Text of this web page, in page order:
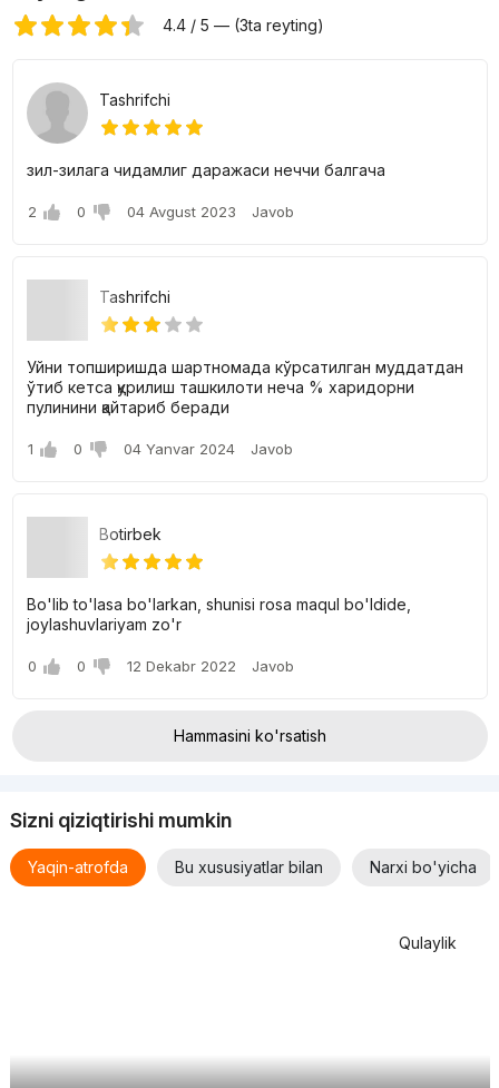
foizni tashkil etadi.
4.4 / 5 — (3ta reyting)
Tashrifchi
зил-зилага чидамлиг даражаси неччи балгача
2 0 04 Avgust 2023 Javob
Tashrifchi
Уйни топширишда шартномада кўрсатилган муддатдан
ўтиб кетса қурилиш ташкилоти неча % харидорни
пулинини қайтариб беради
1 0 04 Yanvar 2024 Javob
Botirbek
Bo'lib to'lasa bo'larkan, shunisi rosa maqul bo'ldide,
joylashuvlariyam zo'r
0 0 12 Dekabr 2022 Javob
Hammasini ko'rsatish
Sizni qiziqtirishi mumkin
Yaqin-atrofda Bu xususiyatlar bilan Narxi bo'yicha
Qulaylik